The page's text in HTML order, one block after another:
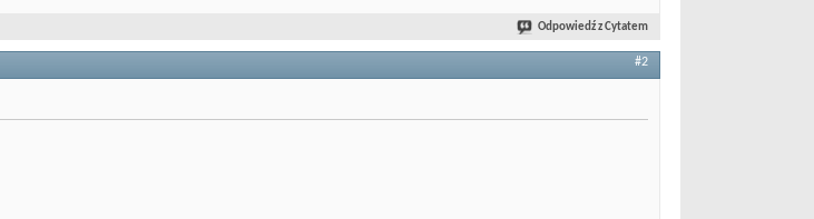
Odpowiedź z Cytatem
#2